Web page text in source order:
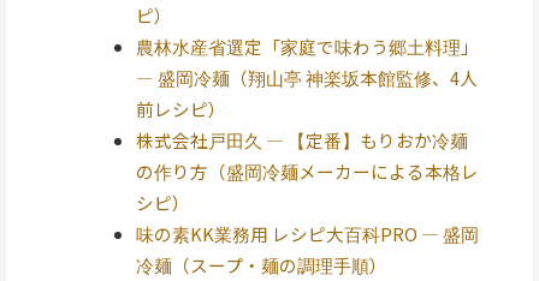
ピ）
農林水産省選定「家庭で味わう郷土料理」
— 盛岡冷麺（翔山亭 神楽坂本館監修、4人
前レシピ）
株式会社戸田久 — 【定番】もりおか冷麺
の作り方（盛岡冷麺メーカーによる本格レ
シピ）
味の素KK業務用 レシピ大百科PRO — 盛岡
冷麺（スープ・麺の調理手順）